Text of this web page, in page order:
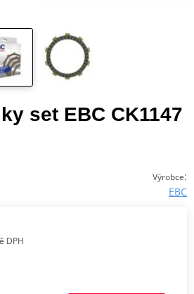
set EBC CK1147
Výrobce:
EBC
DPH